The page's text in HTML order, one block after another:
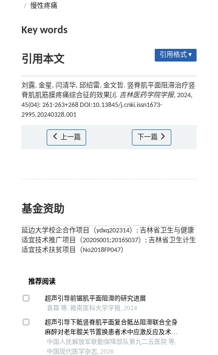
/ 慢性疼痛
Key words
引用本文 引用格式 ▾
刘露, 金星, 闫清华, 邱绍雷, 金文哲. 竖脊肌平面阻滞治疗竖
脊肌肌筋膜疼痛综合征的效果[J]. 吉林医药学院学报, 2024,
45(04): 261-263+268 DOI:10.13845/j.cnki.issn1673-
2995.20240328.001
上一篇 下一篇
基金资助
延边大学校企合作项目（ydxq202314）; 吉林省卫生与健康
适宜技术推广项目（2020S001;2016S037）; 吉林省卫生计生
适宜技术扶贫项目（No2018FP047）